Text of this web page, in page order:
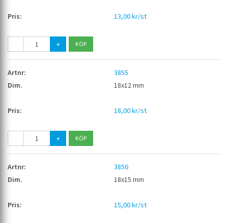
13,00 kr/st
- +
3855
18x12 mm
18,00 kr/st
- +
3856
18x15 mm
15,00 kr/st